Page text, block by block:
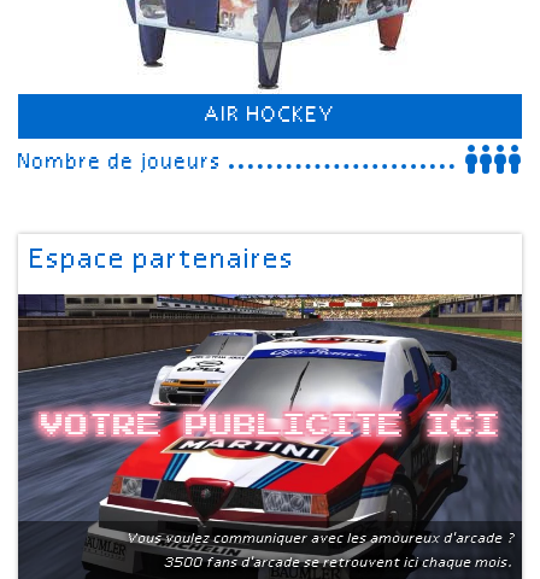
AIR HOCKEY
Nombre de joueurs
Espace partenaires
Votre publicite ici
Vous voulez communiquer avec les amoureux d'arcade ?
3500 fans d'arcade se retrouvent ici chaque mois.